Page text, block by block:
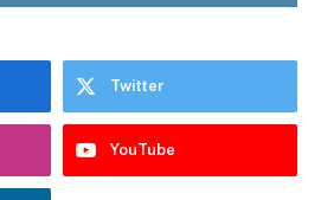
Twitter
YouTube